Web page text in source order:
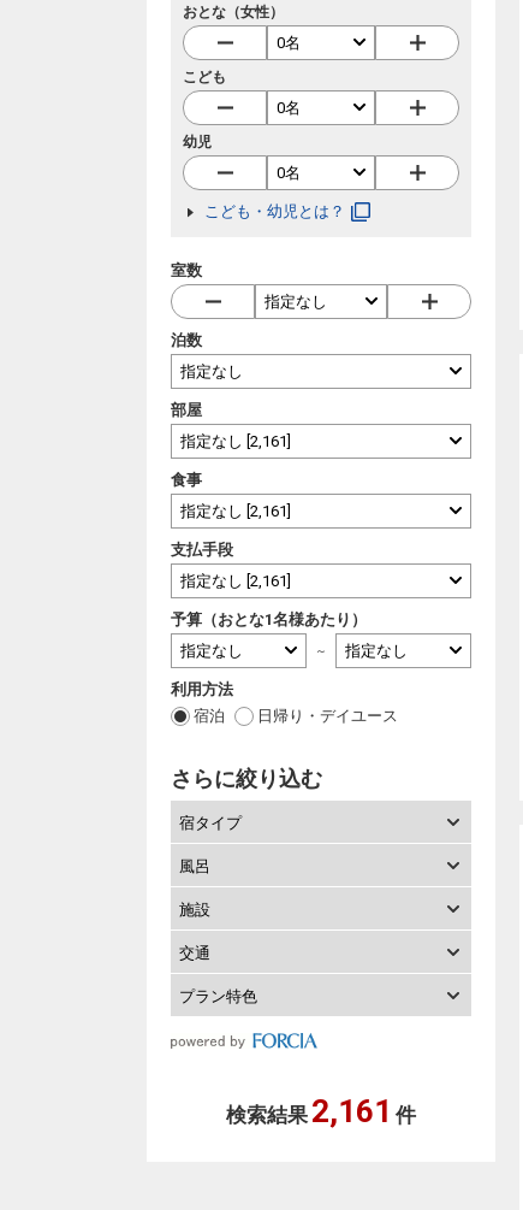
おとな（女性）
こども
幼児
こども・幼児とは？
室数
泊数
部屋
食事
支払手段
予算（おとな1名様あたり）
～
利用方法
宿泊
日帰り・デイユース
さらに絞り込む
宿タイプ
風呂
施設
交通
プラン特色
検索結果 2,161 件